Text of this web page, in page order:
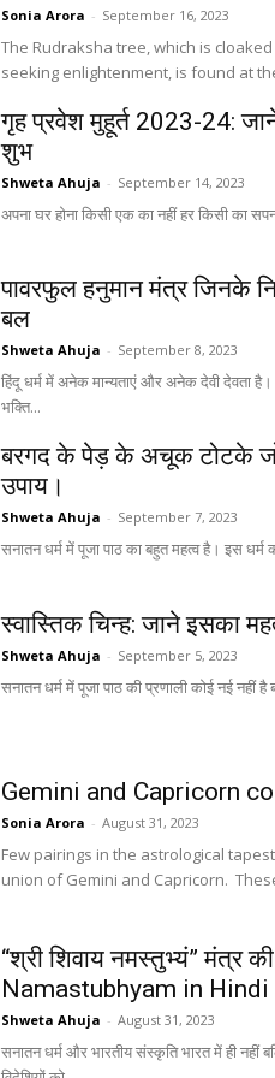
Sonia Arora - September 16, 2023
The Rudraksha tree, which is
seeking enlightenment, is found at
गृह प्रवेश मुहूर्त 2023-24:
शुभ
Shweta Ahuja - September 14, 2023
अपना घर होना किसी एक का नहीं हर किसी का
पावरफुल हनुमान मंत्र जिनके
बल
Shweta Ahuja - September 8, 2023
हिंदू धर्म में अनेक मान्यताएं और अनेक देवी देवता
भक्ति...
बरगद के पेड़ के अचूक टोटके
उपाय।
Shweta Ahuja - September 7, 2023
सनातन धर्म में पूजा पाठ का बहुत महत्व है। इस धर्म
स्वास्तिक चिन्ह: जाने इसका
Shweta Ahuja - September 5, 2023
सनातन धर्म में पूजा पाठ की प्रणाली कोई नई नहीं
Gemini and Capricorn
Sonia Arora - August 31, 2023
Few pairings in the astrological
union of
“श्री शिवाय नमस्तुभ्यं” मंत्र
Namastubhyam in Hindi
Shweta Ahuja - August 31, 2023
सनातन धर्म और भारतीय संस्कृति भारत में ही